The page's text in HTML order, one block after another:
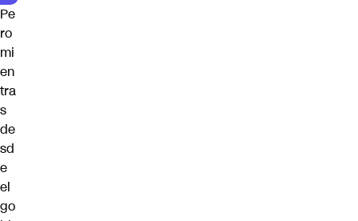
Pe
ro
mi
en
tra
s
de
sd
e
el
go